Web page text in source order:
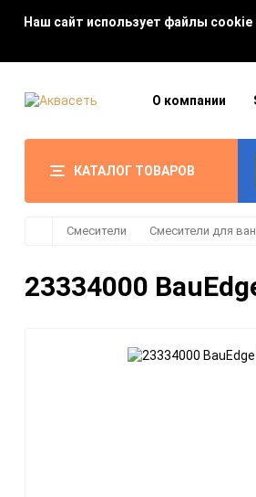
Наш сайт использует файлы
О компании
КАТАЛОГ ТОВАРОВ
Смесители Смесители для
23334000